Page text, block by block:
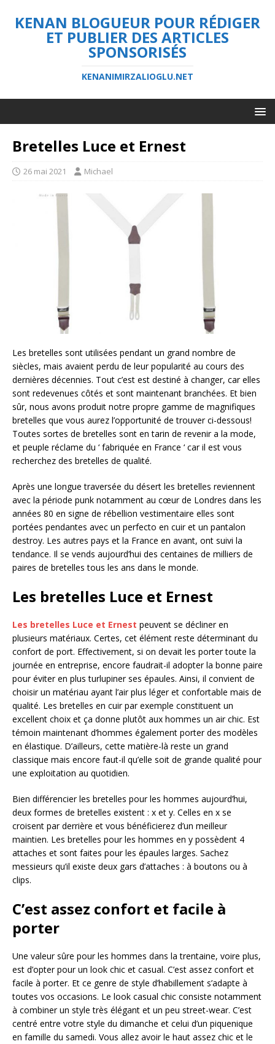
KENAN BLOGUEUR POUR RÉDIGER
ET PUBLIER DES ARTICLES
SPONSORISÉS
KENANIMIRZALIOGLU.NET
Bretelles Luce et Ernest
26 mai 2021 Michael
Les bretelles sont utilisées pendant un grand nombre de
siècles, mais avaient perdu de leur popularité au cours des
dernières décennies. Tout c’est est destiné à changer, car elles
sont redevenues côtés et sont maintenant branchées. Et bien
sûr, nous avons produit notre propre gamme de magnifiques
bretelles que vous aurez l’opportunité de trouver ci-dessous!
Toutes sortes de bretelles sont en tarin de revenir a la mode,
et peuple réclame du ‘ fabriquée en France ‘ car il est vous
recherchez des bretelles de qualité.
Après une longue traversée du désert les bretelles reviennent
avec la période punk notamment au cœur de Londres dans les
années 80 en signe de rébellion vestimentaire elles sont
portées pendantes avec un perfecto en cuir et un pantalon
destroy. Les autres pays et la France en avant, ont suivi la
tendance. Il se vends aujourd’hui des centaines de milliers de
paires de bretelles tous les ans dans le monde.
Les bretelles Luce et Ernest
Les bretelles Luce et Ernest peuvent se décliner en
plusieurs matériaux. Certes, cet élément reste déterminant du
confort de port. Effectivement, si on devait les porter toute la
journée en entreprise, encore faudrait-il adopter la bonne paire
pour éviter en plus turlupiner ses épaules. Ainsi, il convient de
choisir un matériau ayant l’air plus léger et confortable mais de
qualité. Les bretelles en cuir par exemple constituent un
excellent choix et ça donne plutôt aux hommes un air chic. Est
témoin maintenant d’hommes également porter des modèles
en élastique. D’ailleurs, cette matière-là reste un grand
classique mais encore faut-il qu’elle soit de grande qualité pour
une exploitation au quotidien.
Bien différencier les bretelles pour les hommes aujourd’hui,
deux formes de bretelles existent : x et y. Celles en x se
croisent par derrière et vous bénéficierez d’un meilleur
maintien. Les bretelles pour les hommes en y possèdent 4
attaches et sont faites pour les épaules larges. Sachez
messieurs qu’il existe deux gars d’attaches : à boutons ou à
clips.
C’est assez confort et facile à
porter
Une valeur sûre pour les hommes dans la trentaine, voire plus,
est d’opter pour un look chic et casual. C’est assez confort et
facile à porter. Et ce genre de style d’habillement s’adapte à
toutes vos occasions. Le look casual chic consiste notamment
à combiner un style très élégant et un peu street-wear. C’est
centré entre votre style du dimanche et celui d’un piquenique
en famille du samedi. Vous allez avoir le haut assez chic et le